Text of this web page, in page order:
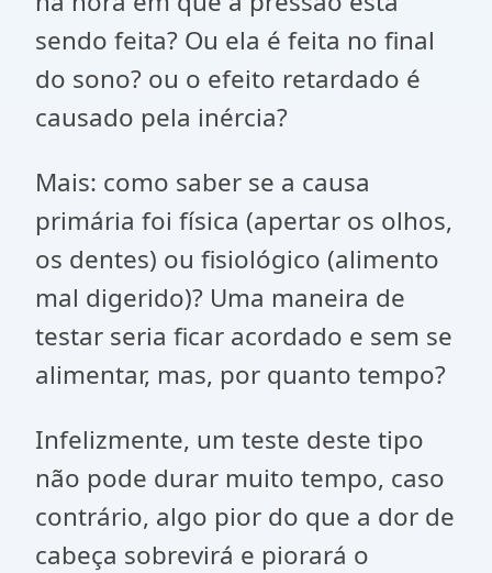
sendo feita? Ou ela é feita no final
do sono? ou o efeito retardado é
causado pela inércia?
Mais: como saber se a causa
primária foi física (apertar os olhos,
os dentes) ou fisiológico (alimento
mal digerido)? Uma maneira de
testar seria ficar acordado e sem se
alimentar, mas, por quanto tempo?
Infelizmente, um teste deste tipo
não pode durar muito tempo, caso
contrário, algo pior do que a dor de
cabeça sobrevirá e piorará o